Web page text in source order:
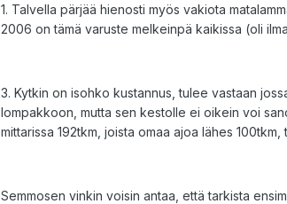
1. Talvella pärjää hienosti myös vakiota
2006 on tämä varuste melkeinpä kaikissa (oli
3. Kytkin on isohko kustannus, tulee vastaan
lompakkoon, mutta sen kestolle ei oikein voi
mittarissa 192tkm, joista omaa ajoa lähes
Semmosen vinkin voisin antaa, että tarkista